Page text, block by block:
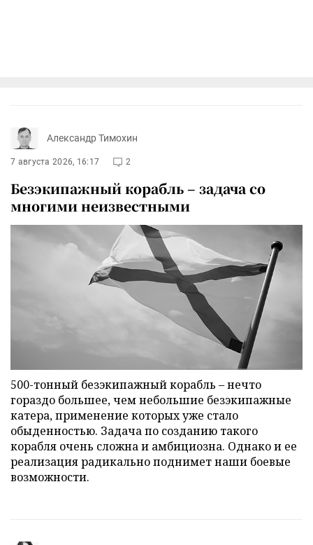
Александр Тимохин
7 августа 2026, 16:17 2
Безэкипажный корабль – задача со
многими неизвестными
500-тонный безэкипажный корабль – нечто
гораздо большее, чем небольшие безэкипажные
катера, применение которых уже стало
обыденностью. Задача по созданию такого
корабля очень сложна и амбициозна. Однако и ее
реализация радикально поднимет наши боевые
возможности.